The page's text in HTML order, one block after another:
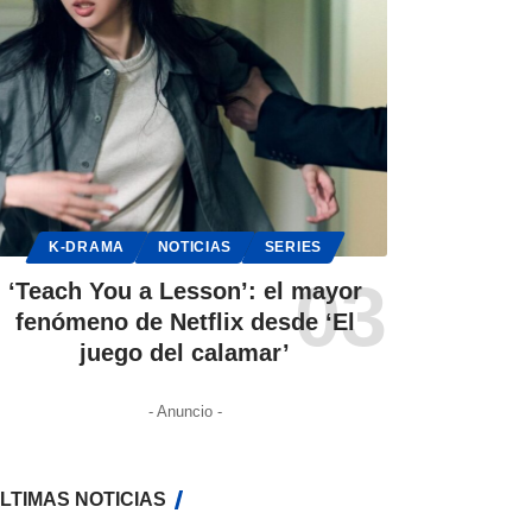
K-DRAMA NOTICIAS SERIES
‘Teach You a Lesson’: el mayor
fenómeno de Netflix desde ‘El
juego del calamar’
- Anuncio -
NOTICIAS